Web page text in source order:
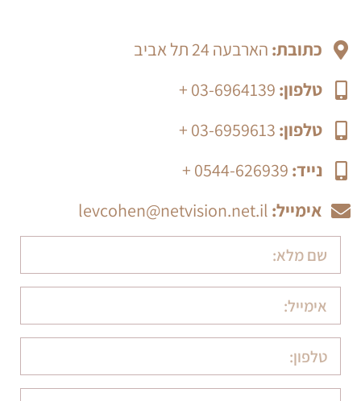
כתובת: הארבעה 24 תל אביב
טלפון: 03-6964139 +
טלפון: 03-6959613 +
נייד: 0544-626939 +
אימייל: levcohen@netvision.net.il